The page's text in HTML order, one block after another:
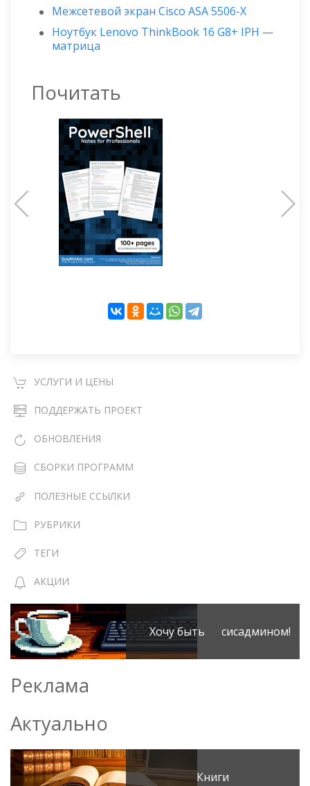
Межсетевой экран Cisco ASA 5506-X
Ноутбук Lenovo ThinkBook 16 G8+ IPH —
матрица
Почитать
УСЛУГИ И ЦЕНЫ
ПОДДЕРЖАТЬ ПРОЕКТ
ОБНОВЛЕНИЯ
СБОРКИ ПРОГРАММ
ПОЛЕЗНЫЕ ССЫЛКИ
РУБРИКИ
ТЕГИ
АКЦИИ
Хочу быть сисадмином!
Реклама
Актуально
Книги